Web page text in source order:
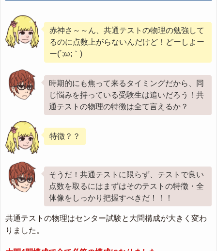
赤神さ～～ん、共通テストの物理の勉強して
るのに点数上がらないんだけど！どーしよー
ー(´;ω;｀)
時期的にも焦って来るタイミングだから、同
じ悩みを持っている受験生は追いだろう！共
通テストの物理の特徴は全て言えるか？
特徴？？
そうだ！共通テストに限らず、テストで良い
点数を取るにはまずはそのテストの特徴・全
体像をしっかり把握すべきだ！！！
共通テストの物理はセンター試験と大問構成が大きく変わ
りました。